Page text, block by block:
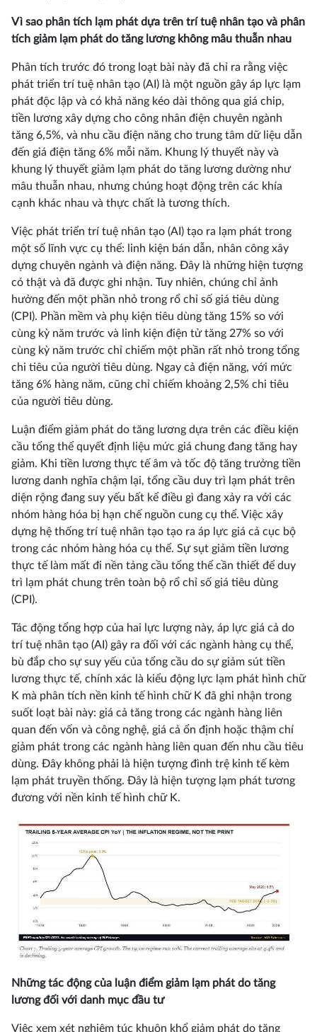
Vì sao phân tích lạm phát dựa trên trí tuệ nhân tạo và phân
tích giảm lạm phát do tăng lương không mâu thuẫn nhau
Phân tích trước đó trong loạt bài này đã chỉ ra rằng việc
phát triển trí tuệ nhân tạo (AI) là một nguồn gây áp lực lạm
phát độc lập và có khả năng kéo dài thông qua giá chip,
tiền lương xây dựng cho công nhân điện chuyên ngành
tăng 6,5%, và nhu cầu điện năng cho trung tâm dữ liệu dẫn
đến giá điện tăng 6% mỗi năm. Khung lý thuyết này và
khung lý thuyết giảm lạm phát do tăng lương dường như
mâu thuẫn nhau, nhưng chúng hoạt động trên các khía
cạnh khác nhau và thực chất là tương thích.
Việc phát triển trí tuệ nhân tạo (AI) tạo ra lạm phát trong
một số lĩnh vực cụ thể: linh kiện bán dẫn, nhân công xây
dựng chuyên ngành và điện năng. Đây là những hiện tượng
có thật và đã được ghi nhận. Tuy nhiên, chúng chỉ ảnh
hưởng đến một phần nhỏ trong rổ chỉ số giá tiêu dùng
(CPI). Phần mềm và phụ kiện tiêu dùng tăng 15% so với
cùng kỳ năm trước và linh kiện điện tử tăng 27% so với
cùng kỳ năm trước chỉ chiếm một phần rất nhỏ trong tổng
chi tiêu của người tiêu dùng. Ngay cả điện năng, với mức
tăng 6% hàng năm, cũng chỉ chiếm khoảng 2,5% chi tiêu
của người tiêu dùng.
Luận điểm giảm phát do tăng lương dựa trên các điều kiện
cầu tổng thể quyết định liệu mức giá chung đang tăng hay
giảm. Khi tiền lương thực tế âm và tốc độ tăng trưởng tiền
lương danh nghĩa chậm lại, tổng cầu duy trì lạm phát trên
diện rộng đang suy yếu bất kể điều gì đang xảy ra với các
nhóm hàng hóa bị hạn chế nguồn cung cụ thể. Việc xây
dựng hệ thống trí tuệ nhân tạo tạo ra áp lực giá cả cục bộ
trong các nhóm hàng hóa cụ thể. Sự sụt giảm tiền lương
thực tế làm mất đi nền tảng cầu tổng thể cần thiết để duy
trì lạm phát chung trên toàn bộ rổ chỉ số giá tiêu dùng
(CPI).
Tác động tổng hợp của hai lực lượng này, áp lực giá cả do
trí tuệ nhân tạo (AI) gây ra đối với các ngành hàng cụ thể,
bù đắp cho sự suy yếu của tổng cầu do sự giảm sút tiền
lương thực tế, chính xác là kiểu động lực lạm phát hình chữ
K mà phân tích nền kinh tế hình chữ K đã ghi nhận trong
suốt loạt bài này: giá cả tăng trong các ngành hàng liên
quan đến vốn và công nghệ, giá cả ổn định hoặc thậm chí
giảm phát trong các ngành hàng liên quan đến nhu cầu tiêu
dùng. Đây không phải là hiện tượng đình trệ kinh tế kèm
lạm phát truyền thống. Đây là hiện tượng lạm phát tương
đương với nền kinh tế hình chữ K.
Những tác động của luận điểm giảm lạm phát do tăng
lương đối với danh mục đầu tư
Việc xem xét nghiêm túc khuôn khổ giảm phát do tăng